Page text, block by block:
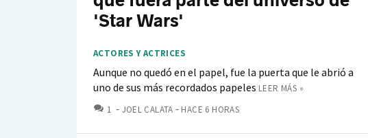
'Star Wars'
ACTORES Y ACTRICES
Aunque no quedó en el papel, fue la puerta que le abrió a
uno de sus más recordados papeles LEER MÁS »
1 COMENTARIOS
JOEL CALATA HACE 6 HORAS